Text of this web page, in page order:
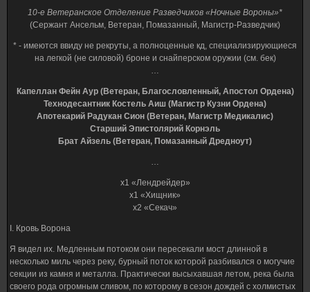
10-е Ветеранское Отделение Разведчиков «Ночные Вороны»*
(Сержант Ансельм, Ветеран, Помазанный, Магистр-Разведчик)
* - имеются ввиду не рекруты, а полноценные кд, специализирующиеся
на легкой (не силовой) броне и снайперском оружии (см. бек)
…
Капеллан Фейн Аур (Ветеран, Благословленный, Апостол Ордена)
Технодесантник Костель Аиш (Магистр Кузни Ордена)
Апотекарий Радукан Сион (Ветеран, Магистр Медикалис)
Старший Эпистолярий Корнэль
Брат Айзель (Ветеран, Помазанный Дредноут)
…
х1 «Лендрейдер»
х1 «Хищник»
х2 «Секач»
I. Кровь Ворона
Я видел их. Медленным потоком они пересекали мост длинной в
несколько миль через реку, бурный поток которой разбивался о могучие
секции из камня и металла. Практически высыхавшая летом, река была
своего рода огромным сливом, по которому в сезон дождей с холмистых